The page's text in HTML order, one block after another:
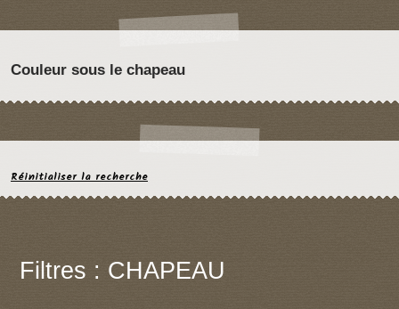
Couleur sous le chapeau
Réinitialiser la recherche
Filtres : CHAPEAU